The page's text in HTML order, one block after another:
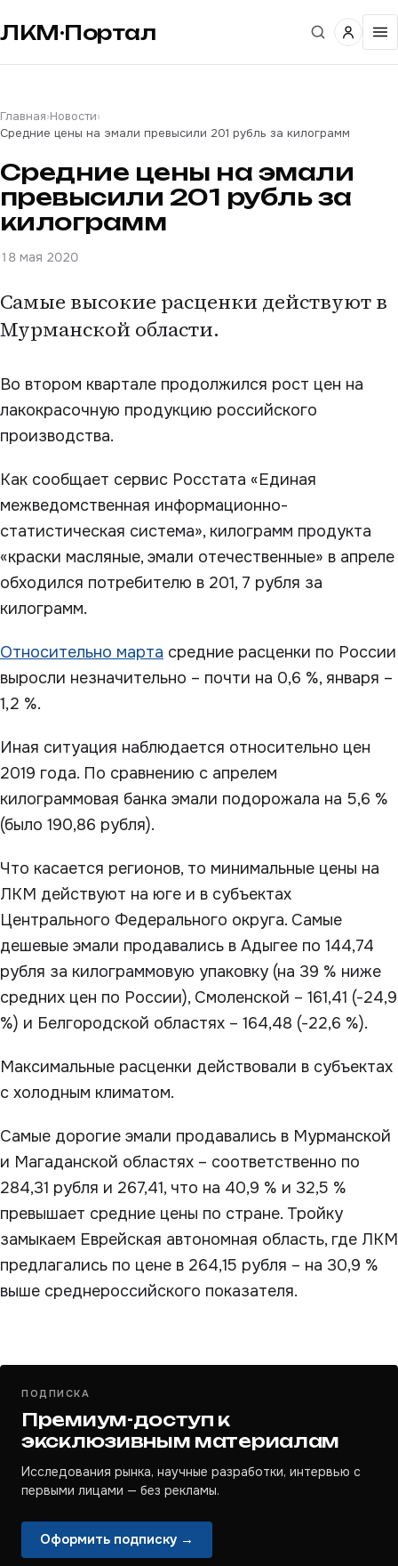
ЛКМ·Портал
Главная›Новости›
Средние цены на эмали превысили 201 рубль за килограмм
Средние цены на эмали
превысили 201 рубль за
килограмм
18 мая 2020
Самые высокие расценки действуют в
Мурманской области.
Во втором квартале продолжился рост цен на
лакокрасочную продукцию российского
производства.
Как сообщает сервис Росстата «Единая
межведомственная информационно-
статистическая система», килограмм продукта
«краски масляные, эмали отечественные» в апреле
обходился потребителю в 201, 7 рубля за
килограмм.
Относительно марта средние расценки по России
выросли незначительно – почти на 0,6 %, января –
1,2 %.
Иная ситуация наблюдается относительно цен
2019 года. По сравнению с апрелем
килограммовая банка эмали подорожала на 5,6 %
(было 190,86 рубля).
Что касается регионов, то минимальные цены на
ЛКМ действуют на юге и в субъектах
Центрального Федерального округа. Самые
дешевые эмали продавались в Адыгее по 144,74
рубля за килограммовую упаковку (на 39 % ниже
средних цен по России), Смоленской – 161,41 (-24,9
%) и Белгородской областях – 164,48 (-22,6 %).
Максимальные расценки действовали в субъектах
с холодным климатом.
Самые дорогие эмали продавались в Мурманской
и Магаданской областях – соответственно по
284,31 рубля и 267,41, что на 40,9 % и 32,5 %
превышает средние цены по стране. Тройку
замыкаем Еврейская автономная область, где ЛКМ
предлагались по цене в 264,15 рубля – на 30,9 %
выше среднероссийского показателя.
ПОДПИСКА
Премиум-доступ к
эксклюзивным материалам
Исследования рынка, научные разработки, интервью с
первыми лицами — без рекламы.
Оформить подписку →